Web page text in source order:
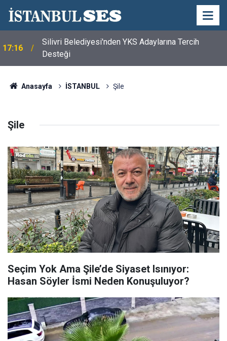
17:16
Silivri Belediyesi'nden YKS Adaylarına Tercih
Desteği
Anasayfa İSTANBUL Şile
Şile
Seçim Yok Ama Şile’de Siyaset Isınıyor:
Hasan Söyler İsmi Neden Konuşuluyor?